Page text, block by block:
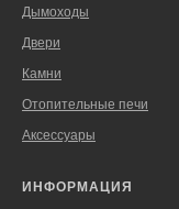
Дымоходы
Двери
Камни
Отопительные печи
Аксессуары
ИНФОРМАЦИЯ